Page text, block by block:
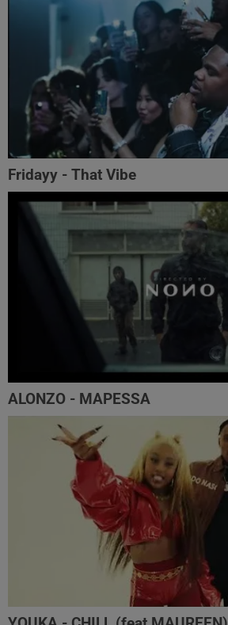
Fridayy - That Vibe
ALONZO - MAPESSA